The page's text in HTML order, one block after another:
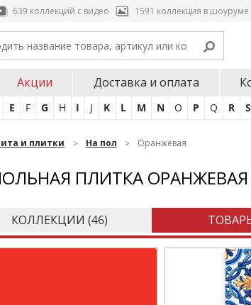
639 коллекций с видео 1591 коллекция в шоуруме
Акции Доставка и оплата
E F G H I J K L M N O P Q R S
и плитки На пол Оранжевая
ПЛИТКА ОРАНЖЕВАЯ
КОЛЛЕКЦИИ (46)